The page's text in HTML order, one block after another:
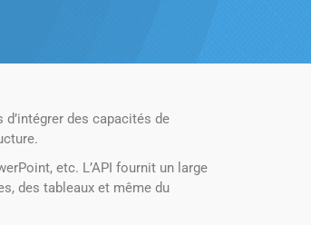
des capacités de
etc. L’API fournit un large
des tableaux et même du